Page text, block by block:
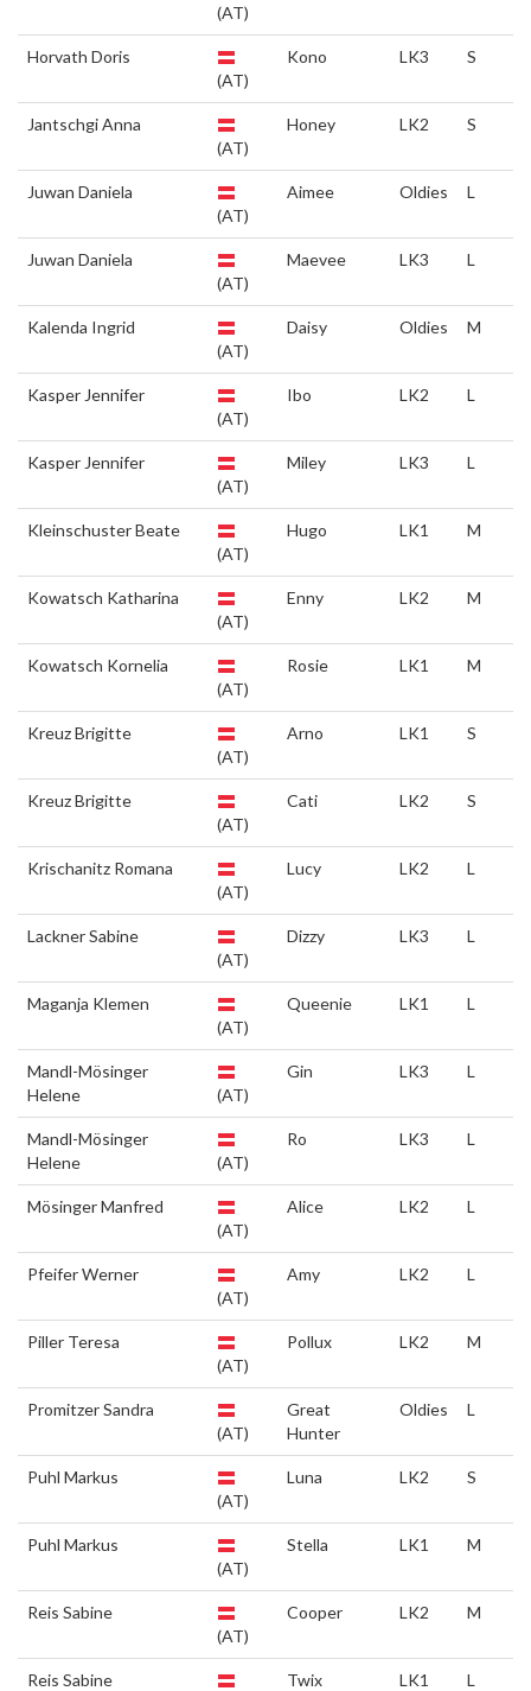
(AT)
Horvath Doris
(AT)
Kono LK3 S
Jantschgi Anna
(AT)
Honey LK2 S
Juwan Daniela
(AT)
Aimee Oldies L
Juwan Daniela
(AT)
Maevee LK3 L
Kalenda Ingrid
(AT)
Daisy Oldies M
Kasper Jennifer
(AT)
Ibo LK2 L
Kasper Jennifer
(AT)
Miley LK3 L
Kleinschuster Beate
(AT)
Hugo LK1 M
Kowatsch Katharina
(AT)
Enny LK2 M
Kowatsch Kornelia
(AT)
Rosie LK1 M
Kreuz Brigitte
(AT)
Arno LK1 S
Kreuz Brigitte
(AT)
Cati LK2 S
Krischanitz Romana
(AT)
Lucy LK2 L
Lackner Sabine
(AT)
Dizzy LK3 L
Maganja Klemen
(AT)
Queenie LK1 L
Mandl-Mösinger
Helene
(AT)
Gin LK3 L
Mandl-Mösinger
Helene
(AT)
Ro LK3 L
Mösinger Manfred
(AT)
Alice LK2 L
Pfeifer Werner
(AT)
Amy LK2 L
Piller Teresa
(AT)
Pollux LK2 M
Promitzer Sandra
(AT)
Great
Hunter
Oldies L
Puhl Markus
(AT)
Luna LK2 S
Puhl Markus
(AT)
Stella LK1 M
Reis Sabine
(AT)
Cooper LK2 M
Reis Sabine
Twix LK1 L